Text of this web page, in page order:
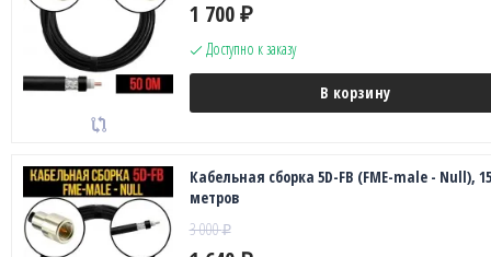
1 700 ₽
Доступно к заказу
В корзину
Кабельная сборка 5D-FB (FME-male - Null), 15
метров
3 000₽